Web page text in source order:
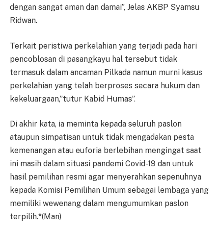
dengan sangat aman dan damai”, Jelas AKBP Syamsu
Ridwan.
Terkait peristiwa perkelahian yang terjadi pada hari
pencoblosan di pasangkayu hal tersebut tidak
termasuk dalam ancaman Pilkada namun murni kasus
perkelahian yang telah berproses secara hukum dan
kekeluargaan,”tutur Kabid Humas”.
Di akhir kata, ia meminta kepada seluruh paslon
ataupun simpatisan untuk tidak mengadakan pesta
kemenangan atau euforia berlebihan mengingat saat
ini masih dalam situasi pandemi Covid-19 dan untuk
hasil pemilihan resmi agar menyerahkan sepenuhnya
kepada Komisi Pemilihan Umum sebagai lembaga yang
memiliki wewenang dalam mengumumkan paslon
terpilih.*(Man)